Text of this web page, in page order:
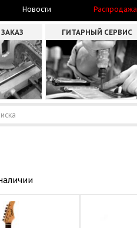
Новости Распродажа
ГИТАРНЫЙ СЕРВИС